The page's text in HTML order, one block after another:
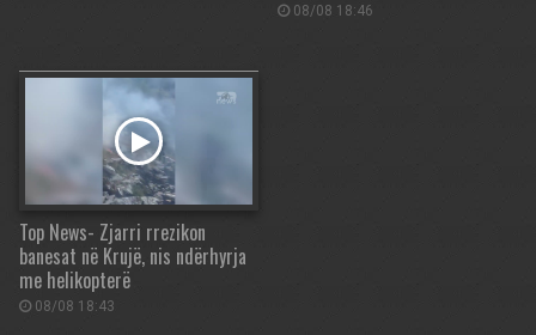
08/08 18:46
Top News- Zjarri rrezikon
banesat në Krujë, nis ndërhyrja
me helikopterë
08/08 18:43